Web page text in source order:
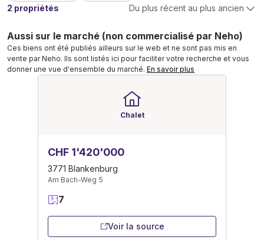
2 propriétés
Du plus récent au plus ancien
Aussi sur le marché (non commercialisé par Neho)
Ces biens ont été publiés ailleurs sur le web et ne sont pas mis en
vente par Neho. Ils sont listés ici pour faciliter votre recherche et vous
donner une vue d'ensemble du marché. En savoir plus
Chalet
CHF 1'420'000
3771 Blankenburg
Am Bach-Weg 5
7
Voir la source